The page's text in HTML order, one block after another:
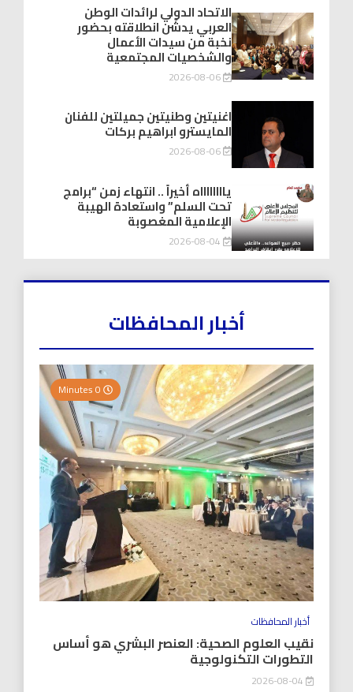
الاتحاد الدولي لرائدات الوطن
العربي يدشّن انطلاقته بحضور
نخبة من سيدات الأعمال
والشخصيات المجتمعية
2026-08-06
اغنيتين وطنيتين جميلتين للفنان
المايسترو ابراهيم بركات
2026-08-06
يااااااااه أخيراً .. انتهاء زمن “برامج
تحت السلم” واستعادة الهيبة
الإعلامية المغصوبة
2026-08-04
أخبار المحافظات
أخبار المحافظات
نقيب العلوم الصحية: العنصر البشري هو أساس
التطورات التكنولوجية